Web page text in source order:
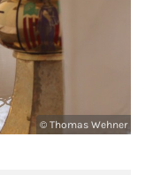
© Thomas Wehner